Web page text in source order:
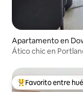
Apartamento en
Ático chic en
Favorito entre
Favorito entre